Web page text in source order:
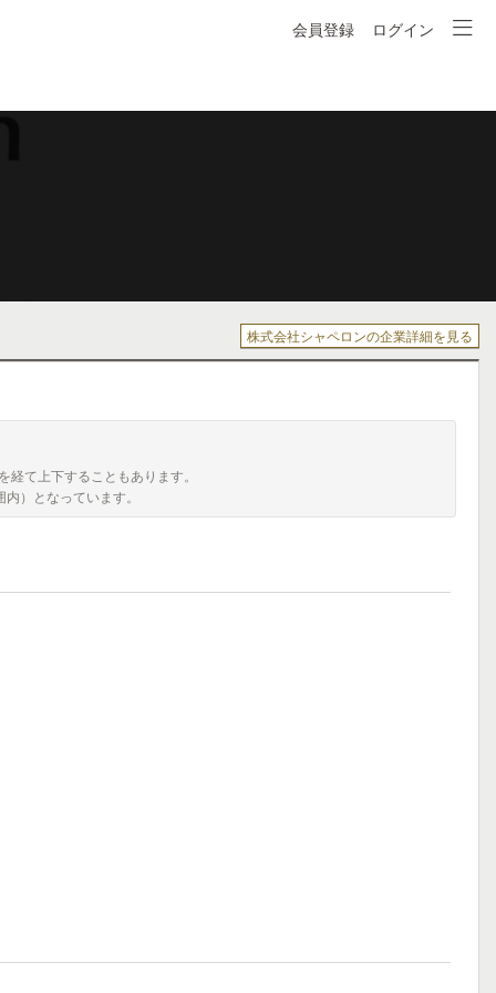
会員登録 ログイン
株式会社シャペロンの企業詳細を見る
て上下することもあります。
内）となっています。